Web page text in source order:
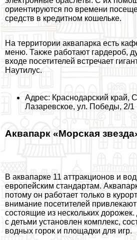
ориентируются по времени
средств в кредитном кошельке.
На территории аквапарка есть
меню. Также работают гардероб,
входе посетителей встречает
Наутилус.
Адрес: Краснодарский край,
Лазаревское, ул. Победы, 2/1
Аквапарк «Морская
В аквапарке 11 аттpaкционов и
европейским стандартам.
потому он работает только в
внимание посетителей
состоящие из нескольких
с детьми установлен комплекс,
водных горок и площадки для игр.